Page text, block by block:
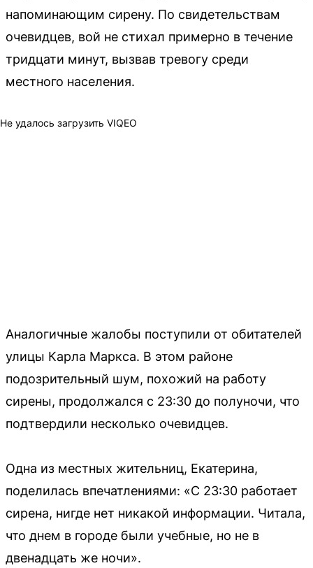
напоминающим сирену. По свидетельствам
очевидцев, вой не стихал примерно в течение
тридцати минут, вызвав тревогу среди
местного населения.
Не удалось загрузить VIQEO
Аналогичные жалобы поступили от обитателей
улицы Карла Маркса. В этом районе
подозрительный шум, похожий на работу
сирены, продолжался с 23:30 до полуночи, что
подтвердили несколько очевидцев.
Одна из местных жительниц, Екатерина,
поделилась впечатлениями: «С 23:30 работает
сирена, нигде нет никакой информации. Читала,
что днем в городе были учебные, но не в
двенадцать же ночи».